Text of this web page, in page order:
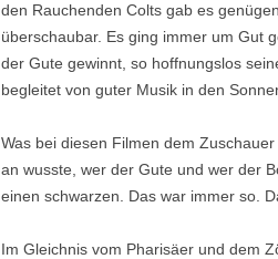
den Rauchenden Colts gab es
überschaubar. Es ging immer um Gut
der Gute gewinnt, so hoffnungslos
begleitet von guter Musik in den
Was bei diesen Filmen dem
an wusste, wer der Gute und wer der
einen schwarzen. Das war immer so.
Im Gleichnis vom Pharisäer und dem